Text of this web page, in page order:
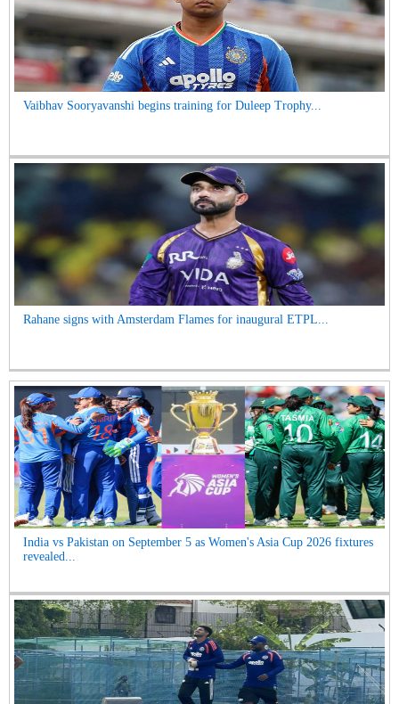
Vaibhav Sooryavanshi begins training for Duleep Trophy...
Rahane signs with Amsterdam Flames for inaugural ETPL...
India vs Pakistan on September 5 as Women's Asia Cup 2026 fixtures
revealed...